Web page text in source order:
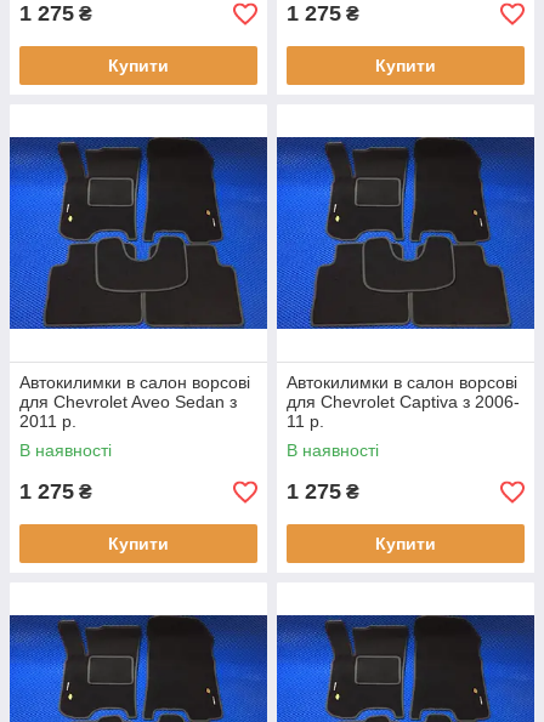
1 275 ₴
Купити
1 275 ₴
Купити
Автокилимки в салон ворсові
для Chevrolet Aveo Sedan з
2011 р.
В наявності
1 275 ₴
Купити
Автокилимки в салон ворсові
для Chevrolet Captiva з 2006-
11 р.
В наявності
1 275 ₴
Купити